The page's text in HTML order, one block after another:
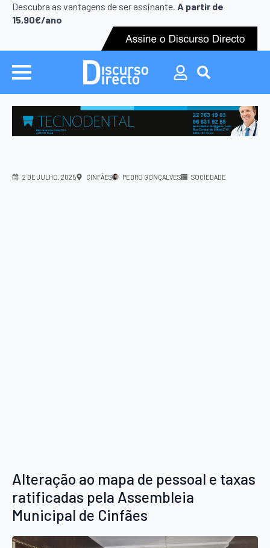
Descubra as vantagens de ser assinante. A partir de
15,90€/ano
Search
for:
Search
2 DE JULHO, 2025 CINFÃES PEDRO GONÇALVES SOCIEDADE
Alteração ao mapa de pessoal e taxas
ratificadas pela Assembleia
Municipal de Cinfães